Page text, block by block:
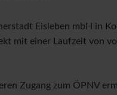
WohntippsEisleben mbH in
mit einer Laufzeit von
Zugang zum ÖPNV